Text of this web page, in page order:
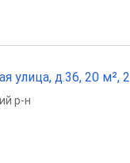
улица, д.36, 20 м²,
р-н